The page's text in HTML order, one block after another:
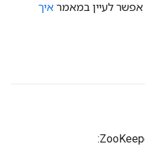
לעיין במאמר איך